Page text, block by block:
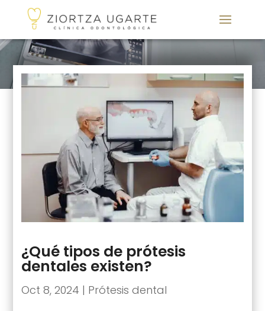
¿Qué tipos de prótesis
dentales existen?
Oct 8, 2024 | Prótesis dental